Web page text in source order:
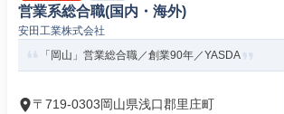
営業系総合職(国内・海外)
安田工業株式会社
「岡山」営業総合職／創業90年／YASDA
〒719-0303岡山県浅口郡里庄町